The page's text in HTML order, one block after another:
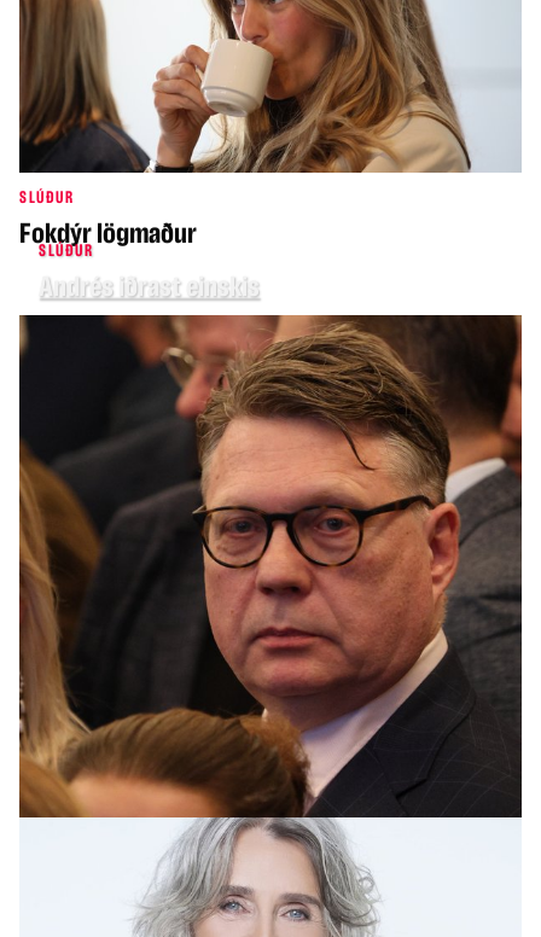
SLÚÐUR
Fokdýr lögmaður
SLÚÐUR
Andrés iðrast einskis
SLÚÐUR
Hvíslað um arftaka Ármanns